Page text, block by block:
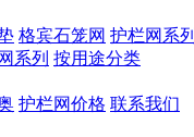
格宾石笼网 护栏网系列
系列 按用途分类
护栏网价格 联系我们